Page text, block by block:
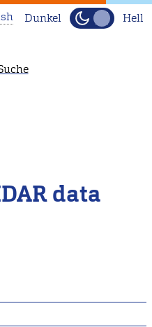
Dunkel Hell
data